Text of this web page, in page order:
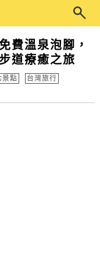
費溫泉泡腳，
道療癒之旅
景點
台灣旅行